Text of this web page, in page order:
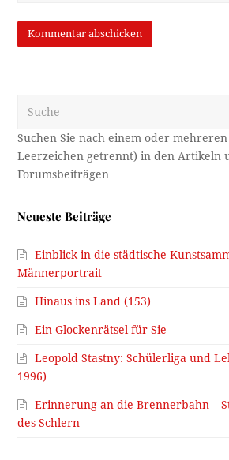
Neueste Beiträge
Einblick in die städtische
Männerportrait
Hinaus ins Land (153)
Ein Glockenrätsel für Sie
Leopold Stastny: Schülerliga und
1996)
Erinnerung an die Brennerbahn –
des Schlern